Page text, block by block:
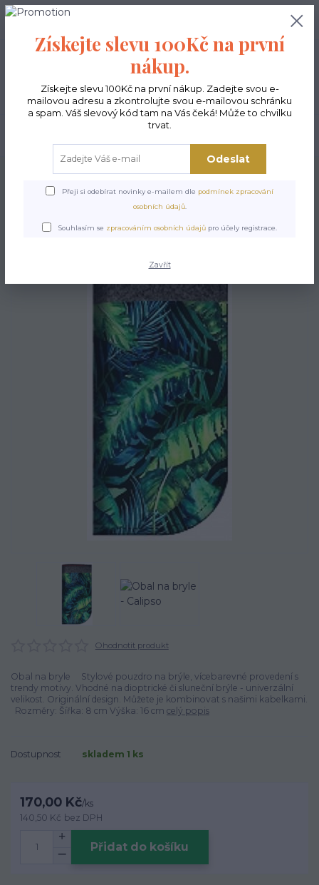
0,00 Kč
Úvod Doplňky Obal na bryle - Calipso
Obal na bryle - Calipso
Ohodnotit produkt
Obal na bryle Stylové pouzdro na brýle, vícebarevné provedení s
trendy motivy. Vhodné na dioptrické či sluneční brýle - univerzální
velikost. Originální design. Můžete je kombinovat s našimi kabelkami.
Rozměry: Šířka: 8 cm Výška: 16 cm celý popis
Dostupnost skladem 1 ks
170,00 Kč/ks
140,50 Kč bez DPH
Přidat do košíku
Získejte slevu 100Kč na první
nákup.
Získejte slevu 100Kč na první nákup. Zadejte svou e-
mailovou adresu a zkontrolujte svou e-mailovou schránku
a spam. Váš slevový kód tam na Vás čeká! Může to chvilku
trvat.
Odeslat
Přeji si odebírat novinky e-mailem dle podmínek zpracování
osobních údajů.
Souhlasím se zpracováním osobních údajů pro účely registrace.
Zavřít